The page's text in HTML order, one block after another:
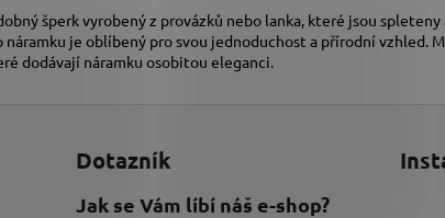
šperk vyrobený z provázků nebo lanka, které jsou
je oblíbený pro svou jednoduchost a přírodní vzhled.
dodávají náramku osobitou eleganci.
Dotazník
Jak se Vám líbí náš e-shop?